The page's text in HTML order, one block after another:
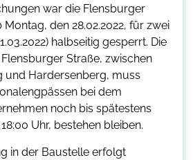
war die Flensburger
den 28.02.2022, für zwei
halbseitig gesperrt. Die
Straße, zwischen
und Hardersenberg, muss
bei dem
noch bis spätestens
18:00 Uhr, bestehen bleiben.
in der Baustelle erfolgt